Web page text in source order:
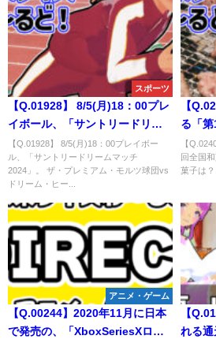
スポーツ
【Q.01928】 8/5(月)18：00プレ
イボール、「サントリードリー
ムマッチ2024」。 ザ・プレミア
ム・モルツ球団vsドリーム・ヒ
ーローズの試合結果は？
【Q.01928】 8/5(月)18：00プレイボー
ル、「サントリードリームマッチ
2024」。 ザ・プレミアム・モルツ球団vs
ドリーム・ヒー...
【
る「
園」
は？
【
回全国
菓子は？
アニメ・ゲーム
【Q.00244】2020年11月に日本
で発売の、「XboxSeriesXロー
【
れる通